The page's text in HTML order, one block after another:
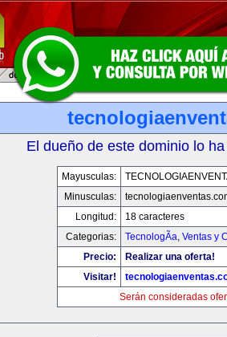
El dueño de este dominio lo
Mayusculas:
Minusculas:
Longitud:
18 caracteres
Categorias:
TecnologÃ­a, Ventas y
Precio:
Realizar una oferta!
Visitar!
Serán consideradas